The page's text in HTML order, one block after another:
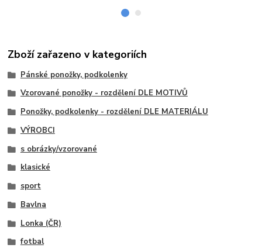
Zboží zařazeno v kategoriích
Pánské ponožky, podkolenky
Vzorované ponožky - rozdělení DLE MOTIVŮ
Ponožky, podkolenky - rozdělení DLE MATERIÁLU
VÝROBCI
s obrázky/vzorované
klasické
sport
Bavlna
Lonka (ČR)
fotbal